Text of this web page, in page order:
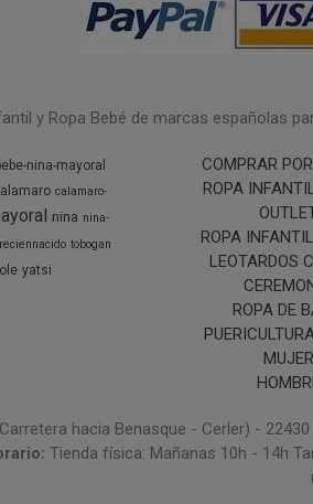
y Ropa Bebé de marcas españolas
nina-mayoral
calamaro-
nina nina-
reciennacido tobogan
yatsi
COMPRAR
ROPA
ROPA
LEOTARDOS
ROPA DE
MUJER
hacia Benasque - Cerler) -
Tienda física: Mañanas 10h - 14h